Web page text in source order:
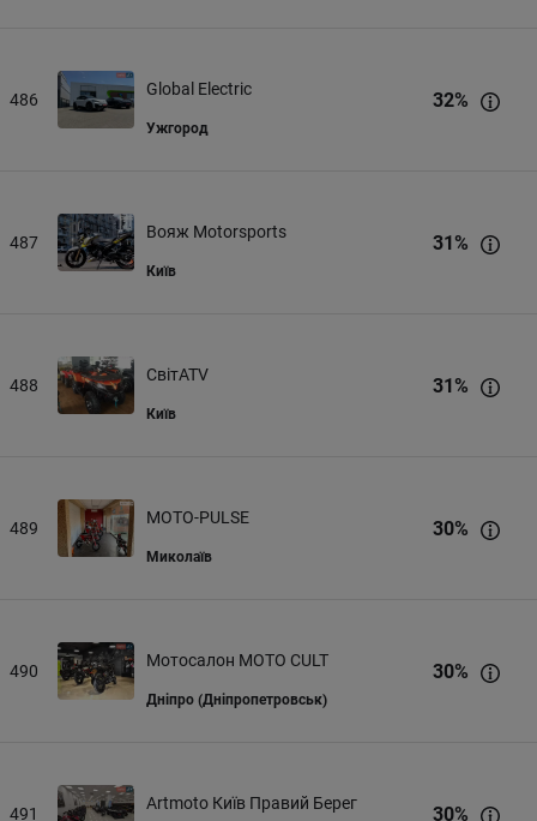
486
Global Electric
Ужгород
32%
487
Вояж Motorsports
Київ
31%
488
СвітATV
Київ
31%
489
MOTO-PULSE
Миколаїв
30%
490
Мотосалон MOTO CULT
Дніпро (Дніпропетровськ)
30%
491
Artmoto Київ Правий Берег 30%